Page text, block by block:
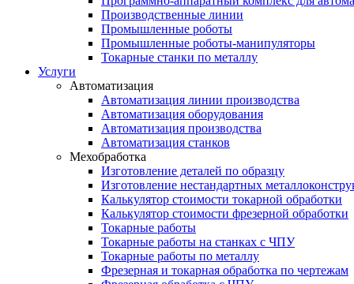
Производственные линии
Промышленные роботы
Промышленные роботы-манипуляторы
Токарные станки по металлу
Услуги
Автоматизация
Автоматизация линии производства
Автоматизация оборудования
Автоматизация производства
Автоматизация станков
Мехобработка
Изготовление деталей по образцу
Изготовление нестандартных
Калькулятор стоимости токарной обработки
Калькулятор стоимости фрезерной обработки
Токарные работы
Токарные работы на станках с ЧПУ
Токарные работы по металлу
Фрезерная и токарная обработка по чертежам